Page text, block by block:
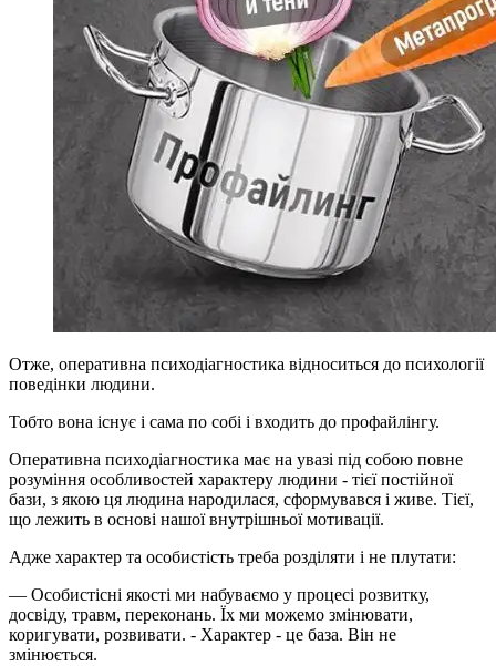
Отже, оперативна психодіагностика відноситься до психології
поведінки людини.
Тобто вона існує і сама по собі і входить до профайлінгу.
Оперативна психодіагностика має на увазі під собою повне
розуміння особливостей характеру людини - тієї постійної
бази, з якою ця людина народилася, сформувався і живе. Тієї,
що лежить в основі нашої внутрішньої мотивації.
Aдже характер та особистість треба розділяти і не плутати:
— Особистісні якості ми набуваємо у процесі розвитку,
досвіду, травм, переконань. Їх ми можемо змінювати,
коригувати, розвивати. - Характер - це база. Він не
змінюється.